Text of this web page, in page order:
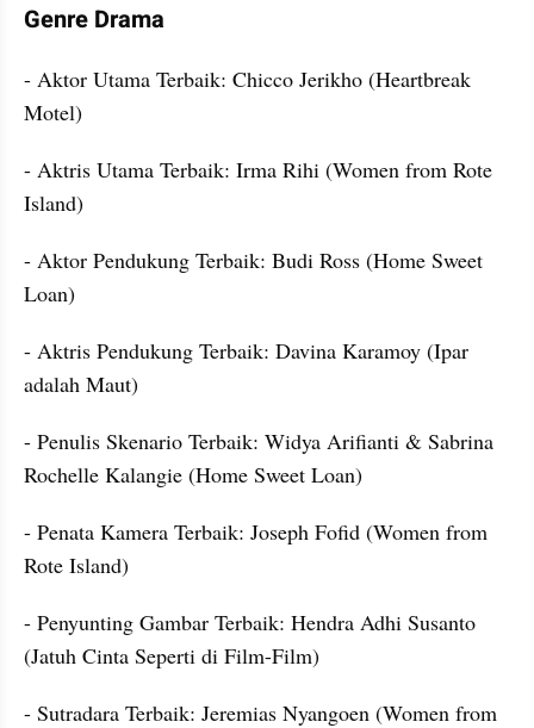
Genre Drama
- Aktor Utama Terbaik: Chicco Jerikho (Heartbreak
Motel)
- Aktris Utama Terbaik: Irma Rihi (Women from Rote
Island)
- Aktor Pendukung Terbaik: Budi Ross (Home Sweet
Loan)
- Aktris Pendukung Terbaik: Davina Karamoy (Ipar
adalah Maut)
- Penulis Skenario Terbaik: Widya Arifianti & Sabrina
Rochelle Kalangie (Home Sweet Loan)
- Penata Kamera Terbaik: Joseph Fofid (Women from
Rote Island)
- Penyunting Gambar Terbaik: Hendra Adhi Susanto
(Jatuh Cinta Seperti di Film-Film)
- Sutradara Terbaik: Jeremias Nyangoen (Women from